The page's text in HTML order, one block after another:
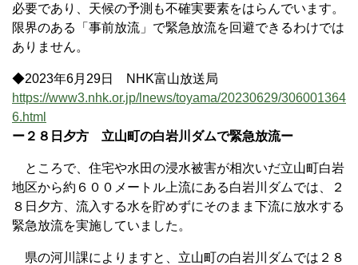
必要であり、天候の予測も不確実要素をはらんでいます。
限界のある「事前放流」で緊急放流を回避できるわけでは
ありません。
◆2023年6月29日 NHK富山放送局
https://www3.nhk.or.jp/lnews/toyama/20230629/306001364
6.html
ー２８日夕方 立山町の白岩川ダムで緊急放流ー
ところで、住宅や水田の浸水被害が相次いだ立山町白岩
地区から約６００メートル上流にある白岩川ダムでは、２
８日夕方、流入する水を貯めずにそのまま下流に放水する
緊急放流を実施していました。
県の河川課によりますと、立山町の白岩川ダムでは２８